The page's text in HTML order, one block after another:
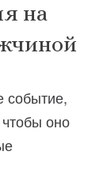
на
событие,
оно